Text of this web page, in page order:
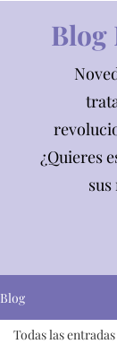
Blog
¿Quieres
sus
Blog
Todas las entradas